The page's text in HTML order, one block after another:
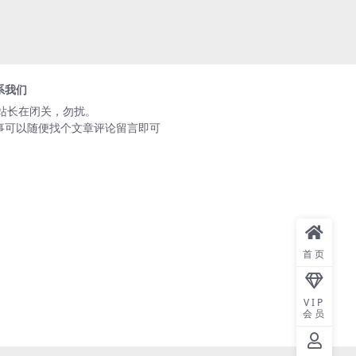
我们
在闭关，勿扰。
可以随便找个文章评论留言即可
首页
VIP
会员